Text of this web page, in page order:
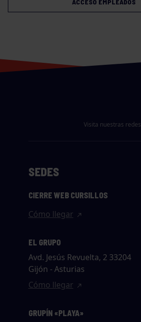
ACCESO EMPLEADOS
Visita nuestras redes
SEDES
CIERRE WEB CURSILLOS
Cómo llegar
EL GRUPO
Avd. Jesús Revuelta, 2 33204
Gijón - Asturias
Cómo llegar
GRUPÍN «PLAYA»